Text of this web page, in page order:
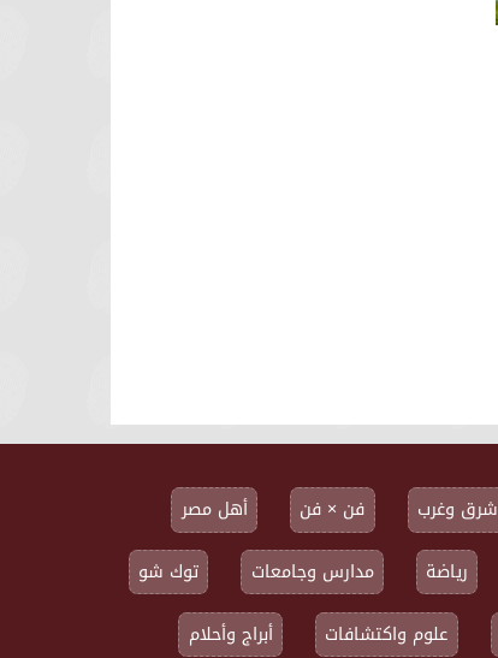
شرق وغرب فن × فن
أهل مصر
رياضة مدارس وجامعات
توك شو
علوم واكتشافات أبراج وأحلام